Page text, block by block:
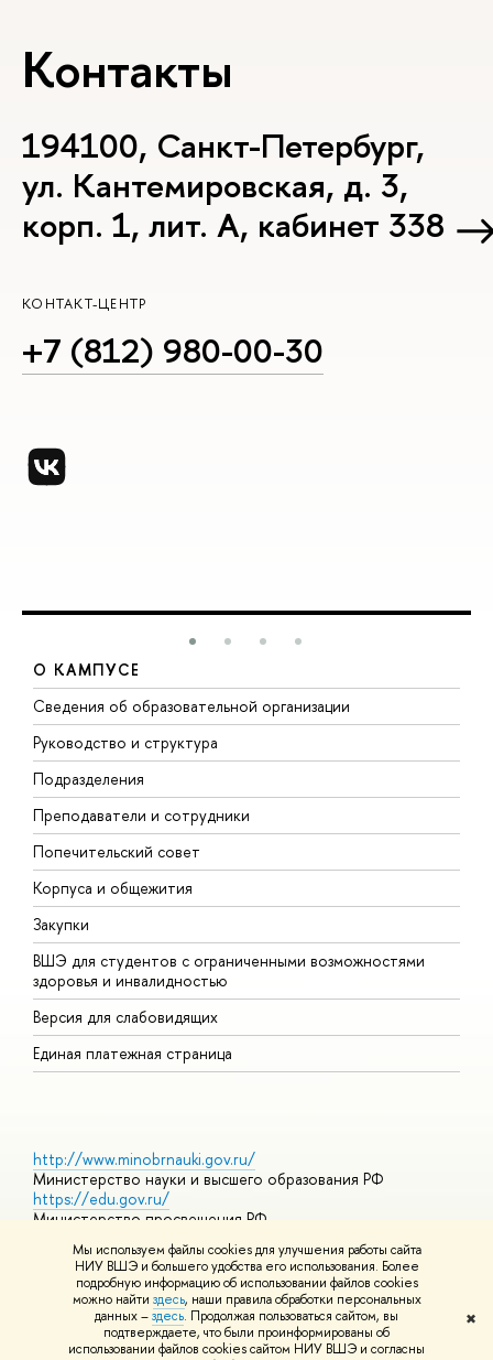
Мы используем файлы cookies для улучшения работы сайта
НИУ ВШЭ и большего удобства его использования. Более
подробную информацию об использовании файлов cookies
можно найти здесь, наши правила обработки персональных
данных –здесь. Продолжая пользоваться сайтом, вы
подтверждаете, что были проинформированы об
использовании файлов cookies сайтом НИУ ВШЭ и согласны
✖
Контакты
194100, Санкт-Петербург,
ул. Кантемировская, д. 3,
корп. 1, лит. А, кабинет 338
КОНТАКТ-ЦЕНТР
+7 (812) 980-00-30
О КАМПУСЕ
Сведения об образовательной организации
Руководство и структура
Подразделения
Преподаватели и сотрудники
Попечительский совет
Корпуса и общежития
Закупки
ВШЭ для студентов с ограниченными возможностями
здоровья и инвалидностью
Версия для слабовидящих
Единая платежная страница
http://www.minobrnauki.gov.ru/
Министерство науки и высшего образования РФ
https://edu.gov.ru/
Министерство просвещения РФ
https://elearning.hse.ru/mooc
Массовые открытые онлайн-курсы
© НИУ ВШЭ 1993–2026 Адреса и контактыУсловия
использования материалов Политика конфиденциальности